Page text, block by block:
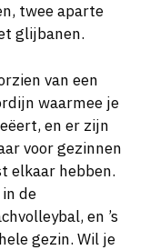
twee aparte
glijbanen.
van een
waarmee je
en er zijn
voor gezinnen
elkaar hebben.
de
en ’s
gezin. Wil je